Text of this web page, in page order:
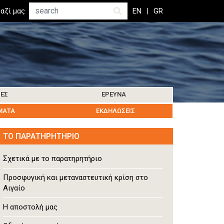
μας Αναζήτηση EN GR
ΕΚΔΗΛΏΣΕΙΣ
ΑΝΘΡΩΠΙΣΤΙΚΉ ΔΙΑΚΥΒΈΡΝΗΣΗ
ΚΟΙΝΩΝΊΑ ΤΗΣ ΛΈΡΟΥ ΆΛΛΑ ΝΗΣΙΆ
ΈΡΕΥΝΑ
ΒΙΒΛΙΟΓΡΑΦΊΑ ΕΝΗΜΕΡΏΣΕΙΣ ΈΡΕΥΝΑΣ
ΤΟ ΠΑΡΑΤΗΡΗΤΗΡΙΟ
Σχετικά με το παρατηρητήριο
Προσφυγική και μεταναστευτική κρίση στο
Αιγαίο
Η αποστολή μας